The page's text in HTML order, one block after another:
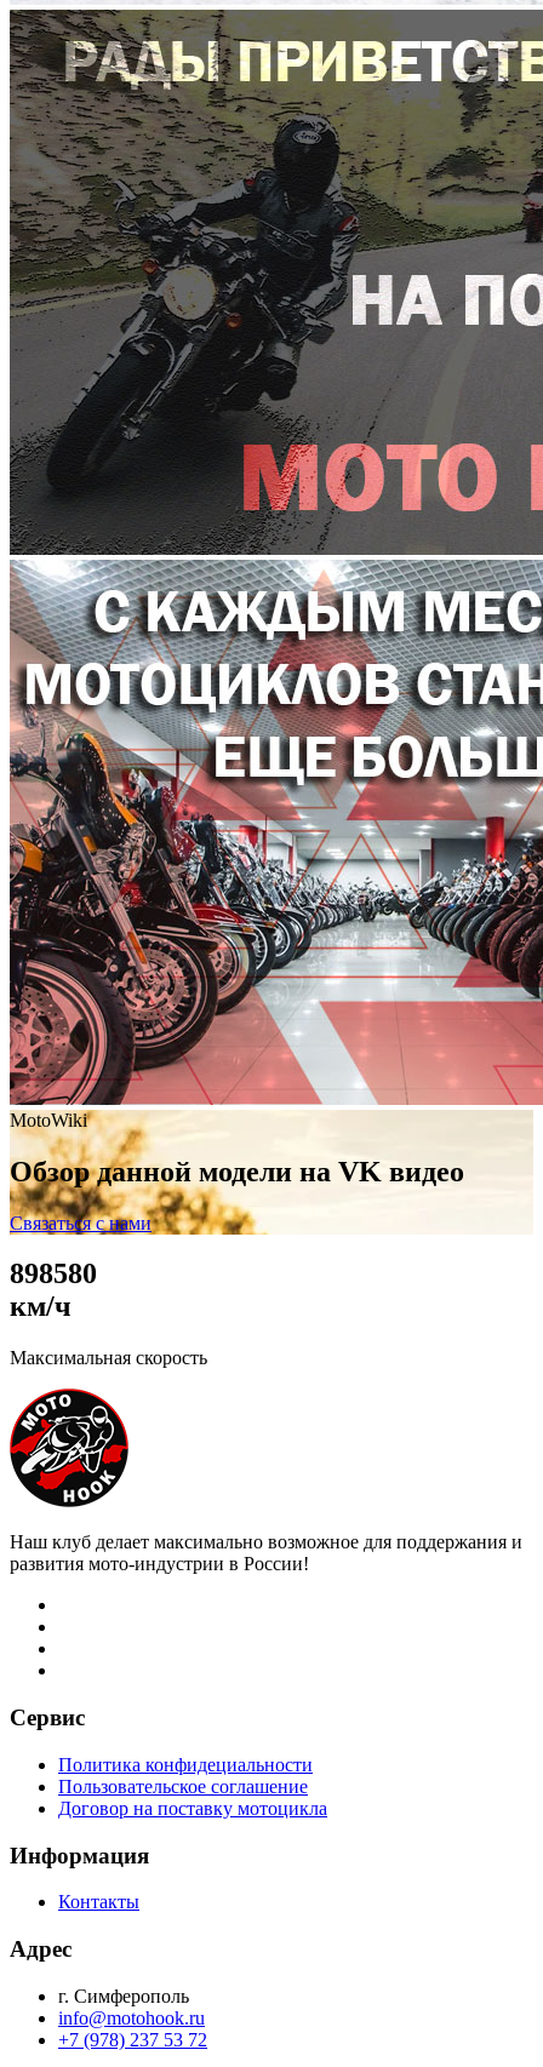
MotoWiki
Обзор данной модели на VK видео
Связаться с нами
898580
км/ч
Максимальная скорость
Наш клуб делает максимально возможное для поддержания и
развития мото-индустрии в России!
Сервис
Политика конфидециальности
Пользовательское соглашение
Договор на поставку мотоцикла
Информация
Контакты
Адрес
г. Симферополь
info@motohook.ru
+7 (978) 237 53 72